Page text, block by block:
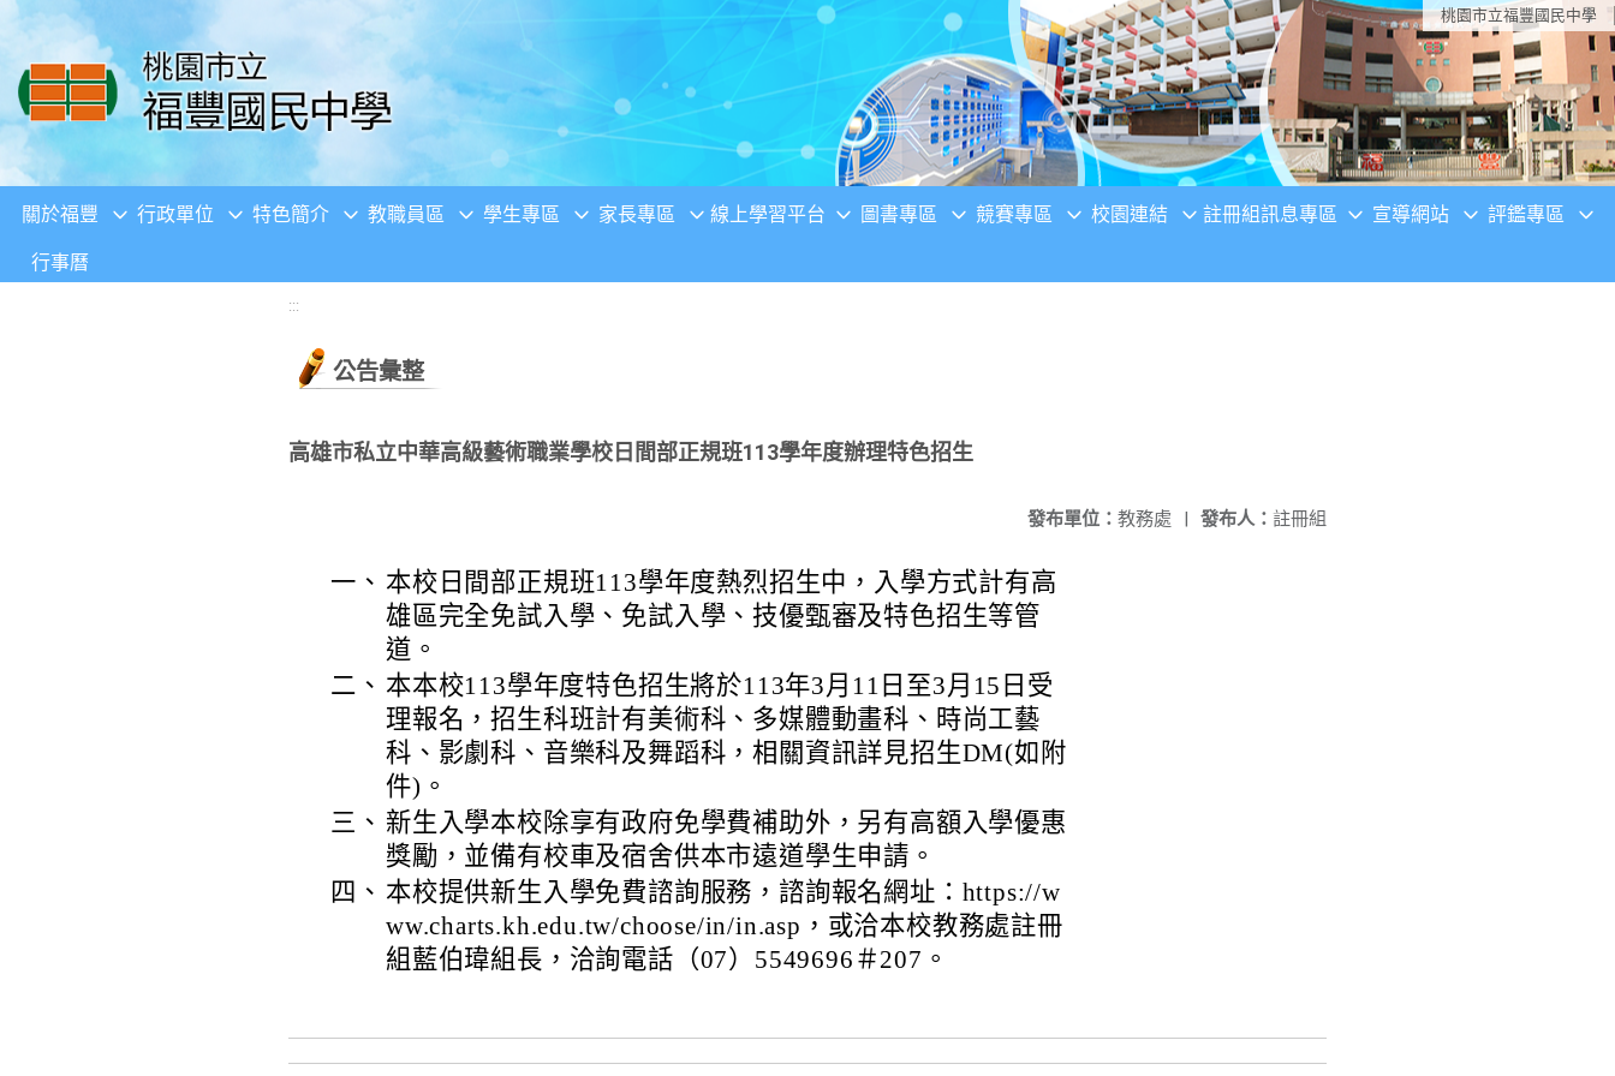
移至網頁之主要內容區位置 桃園市立福豐國民中學
關於福豐 行政單位 特色簡介 教職員區 學生專區 家長專區 線上學習平台 圖書專區 競賽專區 校園連結 註冊組訊息專區 宣導網站 評鑑專區
行事曆
:::
公告彙整
高雄市私立中華高級藝術職業學校日間部正規班113學年度辦理特色招生
發布人： 註冊組
發布單位： 教務處 |
一、 本校日間部正規班113學年度熱烈招生中，入學方式計有高
雄區完全免試入學、免試入學、技優甄審及特色招生等管
道。
二、 本本校113學年度特色招生將於113年3月11日至3月15日受
理報名，招生科班計有美術科、多媒體動畫科、時尚工藝
科、影劇科、音樂科及舞蹈科，相關資訊詳見招生DM(如附
件)。
三、 新生入學本校除享有政府免學費補助外，另有高額入學優惠
獎勵，並備有校車及宿舍供本市遠道學生申請。
四、 本校提供新生入學免費諮詢服務，諮詢報名網址：https://w
ww.charts.kh.edu.tw/choose/in/in.asp，或洽本校教務處註冊
組藍伯瑋組長，洽詢電話（07）5549696＃207。